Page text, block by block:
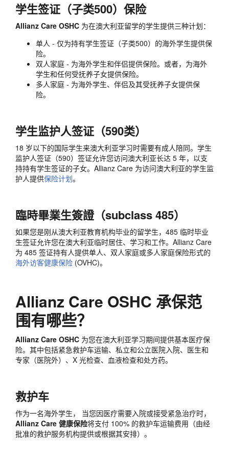
学生签证（子类500）保险
Allianz Care OSHC 为在澳大利亚留学的学生提供三种计划：
单人 - 仅为持有学生签证（子类500）的海外学生提供保
险。
双人家庭 - 为海外学生和伴侣提供保险。或者，为海外
学生和任何受抚养子女提供保险。
多人家庭 - 为海外学生、伴侣及其受抚养子女提供保
险。
学生监护人签证（590类）
18 岁以下的国际学生来澳大利亚学习时需要有成人陪同。学生
监护人签证（590）签证允许您访问澳大利亚长达 5 年，以支
持持有学生签证的子女。Allianz Care 为访问澳大利亚的学生监
护人提供保险计划。
臨時畢業生簽證（subclass 485）
如果您是刚从澳大利亚教育机构毕业的留学生，485 临时毕业
生签证允许您在澳大利亚临时居住、学习和工作。Allianz Care
为 485 签证持有人提供单人、双人家庭或多人家庭保险形式的
海外访客健康保险 (OVHC)。
Allianz Care OSHC 承保范
围有哪些？
Allianz Care OSHC 为您在澳大利亚学习期间提供基本医疗保
险。其中包括紧急救护车运输、私立和公立医院入院、医生和
专家（医院外）、X 光检查、血液检查和处方药。
救护车
作为一名海外学生， 当您因医疗需要入院或接受紧急治疗时，
Allianz Care 健康保险将支付 100% 的救护车运输费用（由经
批准的救护服务机构提供或根据其安排）。